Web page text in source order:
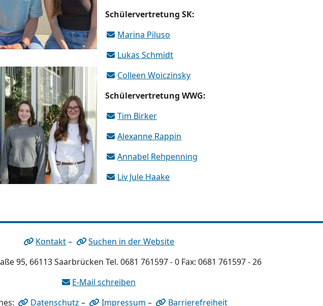
Schülervertretung SK:
Marina Piluso
Lukas Schmidt
Colleen Woiczinsky
Schülervertretung WWG:
Tim Birker
Alexanne Rappin
Annabel Rehpenning
Liv Jule Haake
Kontakt–
Suchen in der Website
95, 66113 Saarbrücken Tel. 0681 761597 - 0 Fax: 0681 761597 - 26
E-Mail schreiben
Datenschutz – Impressum – Barrierefreiheit